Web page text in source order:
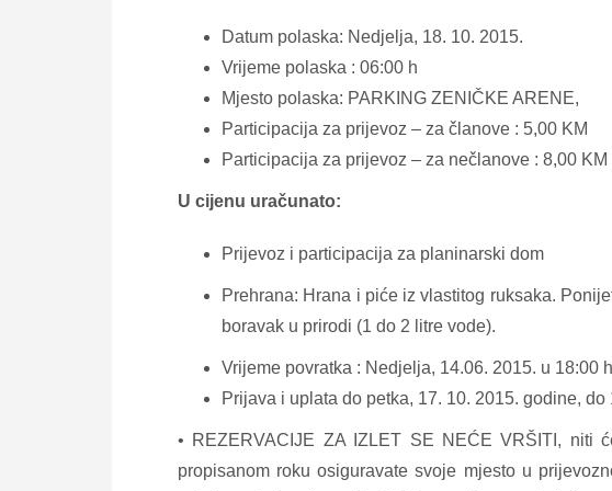
Datum polaska: Nedjelja, 18. 10. 2015.
Vrijeme polaska : 06:00 h
Mjesto polaska: PARKING ZENIČKE ARENE,
Participacija za prijevoz – za članove : 5,00 KM
Participacija za prijevoz – za nečlanove : 8,00 KM
U cijenu uračunato:
Prijevoz i participacija za planinarski dom
Prehrana: Hrana i piće iz vlastitog ruksaka.
boravak u prirodi (1 do 2 litre vode).
Vrijeme povratka : Nedjelja, 14.06. 2015. u 18:00 h
Prijava i uplata do petka, 17. 10. 2015. godine, do
• REZERVACIJE ZA IZLET SE NEĆE VRŠITI, niti
propisanom roku osiguravate svoje mjesto u